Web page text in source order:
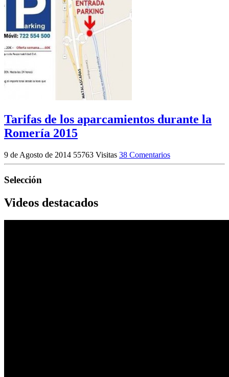
Tarifas de los aparcamientos durante la
Romería 2015
9 de Agosto de 2014 55763 Visitas 38 Comentarios
Selección
Videos destacados